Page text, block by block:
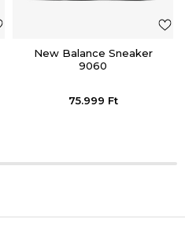
New Balance Sneaker
9060
75.999 Ft